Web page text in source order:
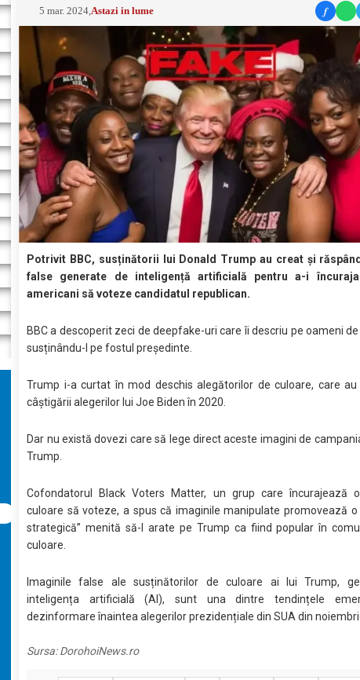
5 mar. 2024 Astazi in lume f
Potrivit BBC, susținătorii lui Donald Trump au creat și
false generate de inteligență artificială pentru a-i
americani să voteze candidatul republican.
BBC a descoperit zeci de deepfake-uri care îi descriu pe oameni
susținându-l pe fostul președinte.
Trump i-a curtat în mod deschis alegătorilor de culoare, care
câștigării alegerilor lui Joe Biden în 2020.
Dar nu există dovezi care să lege direct aceste imagini de
Trump.
Cofondatorul Black Voters Matter, un grup care încurajează
culoare să voteze, a spus că imaginile manipulate promovează o
strategică” menită să-l arate pe Trump ca fiind popular în
culoare.
Imaginile false ale susținătorilor de culoare ai lui Trump,
inteligența artificială (AI), sunt una dintre tendințele
dezinformare înaintea alegerilor prezidențiale din SUA din
Sursa:DorohoiNews.ro